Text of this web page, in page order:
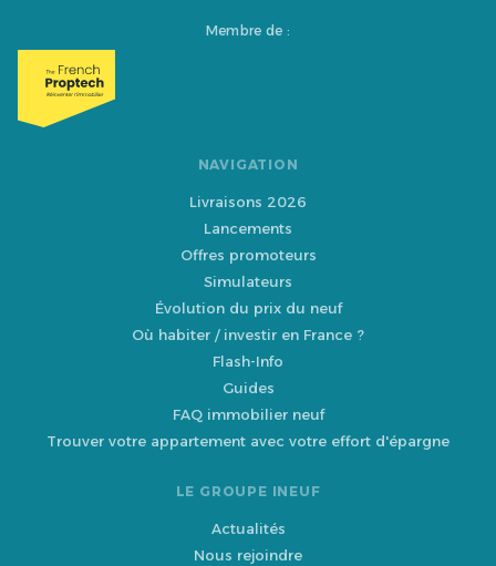
Membre de :
NAVIGATION
Livraisons 2026
Lancements
Offres promoteurs
Simulateurs
Évolution du prix du neuf
Où habiter / investir en France ?
Flash-Info
Guides
FAQ immobilier neuf
Trouver votre appartement avec votre effort d'épargne
LE GROUPE INEUF
Actualités
Nous rejoindre